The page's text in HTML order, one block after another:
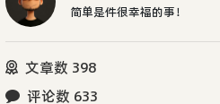
简单是件很幸福的事！
文章数 398
评论数 633